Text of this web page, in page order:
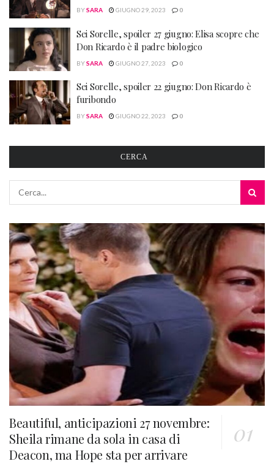
BYSARA GIUGNO 29, 2023 0
Sei Sorelle, spoiler 27 giugno: Elisa scopre che
Don Ricardo è il padre biologico
BYSARA GIUGNO 27, 2023 0
Sei Sorelle, spoiler 22 giugno: Don Ricardo è
furibondo
BYSARA GIUGNO 22, 2023 0
CERCA
Beautiful, anticipazioni 27 novembre:
Sheila rimane da sola in casa di
Deacon, ma Hope sta per arrivare